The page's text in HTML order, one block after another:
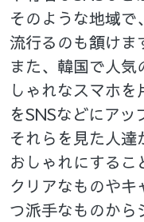
そのような地域
流行るのも頷けま
また、韓国で人
しゃれなスマホ
をSNSなどにアッ
それらを見た人達
おしゃれにするこ
クリアなものや
つ派手なものから